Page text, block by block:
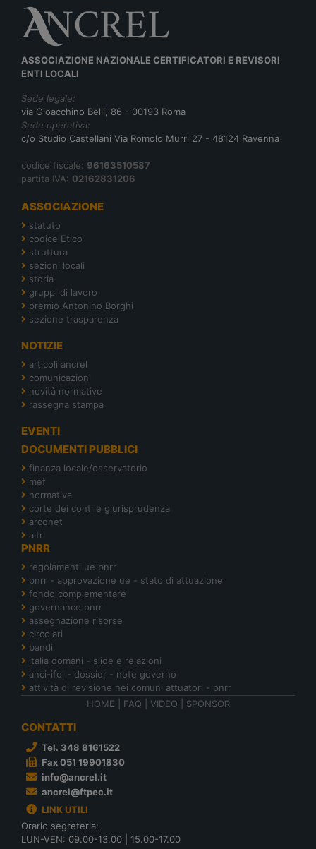
ASSOCIAZIONE NAZIONALE CERTIFICATORI E REVISORI
ENTI LOCALI
Sede legale:
via Gioacchino Belli, 86 - 00193 Roma
Sede operativa:
c/o Studio Castellani Via Romolo Murri 27 - 48124 Ravenna
codice fiscale: 96163510587
partita IVA: 02162831206
ASSOCIAZIONE
statuto
codice Etico
struttura
sezioni locali
storia
gruppi di lavoro
premio Antonino Borghi
sezione trasparenza
NOTIZIE
articoli ancrel
comunicazioni
novità normative
rassegna stampa
EVENTI
DOCUMENTI PUBBLICI
finanza locale/osservatorio
mef
normativa
corte dei conti e giurisprudenza
arconet
altri
PNRR
regolamenti ue pnrr
pnrr - approvazione ue - stato di attuazione
fondo complementare
governance pnrr
assegnazione risorse
circolari
bandi
italia domani - slide e relazioni
anci-ifel - dossier - note governo
attività di revisione nei comuni attuatori - pnrr
HOME
FAQ VIDEO SPONSOR
CONTATTI
Tel. 348 8161522
Fax 051 19901830
info@ancrel.it
ancrel@ftpec.it
LINK UTILI
Orario segreteria:
LUN-VEN: 09.00-13.00 | 15.00-17.00